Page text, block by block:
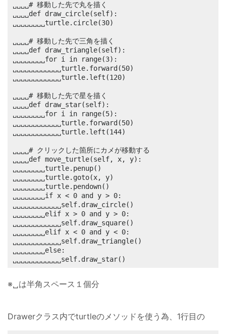
␣␣␣␣# 移動した先で丸を描く
␣␣␣␣def draw_circle(self):
␣␣␣␣␣␣␣␣turtle.circle(30)
␣␣␣␣# 移動した先で三角を描く
␣␣␣␣def draw_triangle(self):
␣␣␣␣␣␣␣␣for i in range(3):
␣␣␣␣␣␣␣␣␣␣␣␣turtle.forward(50)
␣␣␣␣␣␣␣␣␣␣␣␣turtle.left(120)
␣␣␣␣# 移動した先で星を描く
␣␣␣␣def draw_star(self):
␣␣␣␣␣␣␣␣for i in range(5):
␣␣␣␣␣␣␣␣␣␣␣␣turtle.forward(50)
␣␣␣␣␣␣␣␣␣␣␣␣turtle.left(144)
␣␣␣␣# クリックした箇所にカメが移動する
␣␣␣␣def move_turtle(self, x, y):
␣␣␣␣␣␣␣␣turtle.penup()
␣␣␣␣␣␣␣␣turtle.goto(x, y)
␣␣␣␣␣␣␣␣turtle.pendown()
␣␣␣␣␣␣␣␣if x < 0 and y > 0:
␣␣␣␣␣␣␣␣␣␣␣␣self.draw_circle()
␣␣␣␣␣␣␣␣elif x > 0 and y > 0:
␣␣␣␣␣␣␣␣␣␣␣␣self.draw_square()
␣␣␣␣␣␣␣␣elif x < 0 and y < 0:
␣␣␣␣␣␣␣␣␣␣␣␣self.draw_triangle()
␣␣␣␣␣␣␣␣else:
␣␣␣␣␣␣␣␣␣␣␣␣self.draw_star()
※␣は半角スペース１個分
Drawerクラス内でturtleのメソッドを使う為、1行目の